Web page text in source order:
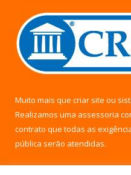
Muito mais que criar site ou
Realizamos uma assessoria
contrato que todas as
pública serão atendidas.